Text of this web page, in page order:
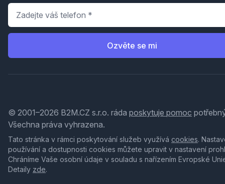
Telefon
Ozvěte se mi
© 2001–2026 B2M.CZ s.r.o. ráda poskytuje pomoc
Všechna práva vyhrazena.
Tato stránka v rámci poskytování služeb využívá cookies.
používání a dostupnosti cookies můžete upravit v nastavení
Chráníme Vaše osobní údaje v souladu s nařízením Evropské
Detaily zde.